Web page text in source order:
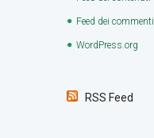
Feed dei commenti
WordPress.org
RSS Feed